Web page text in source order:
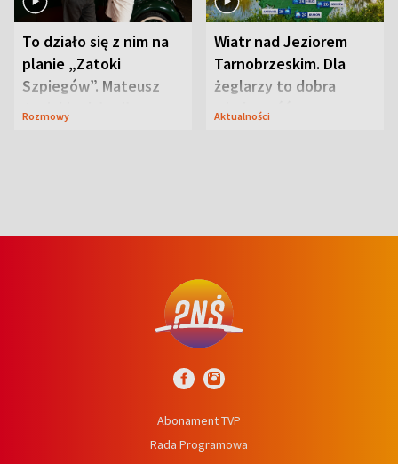
To działo się z nim na
planie „Zatoki
Szpiegów”. Mateusz
Janicki odsłonił
Rozmowy
Wiatr nad Jeziorem
Tarnobrzeskim. Dla
żeglarzy to dobra
wiadomość
Aktualności
Abonament TVP
Rada Programowa